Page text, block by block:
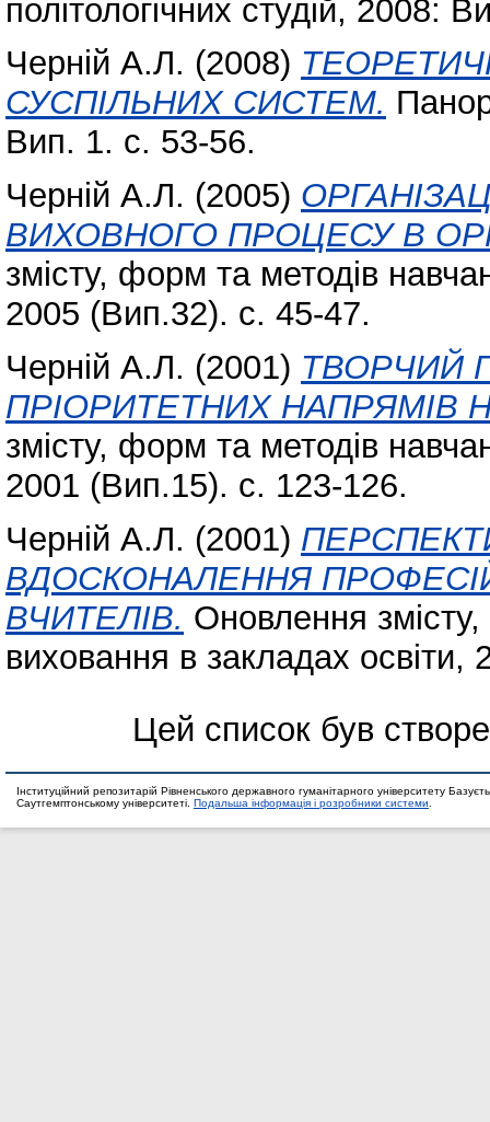
політологічних студій, 2008:
Черній А.Л. (2008)
СУСПІЛЬНИХ СИСТЕМ.
Вип. 1. с. 53-56.
Черній А.Л. (2005)
ВИХОВНОГО ПРОЦЕСУ В
змісту, форм та методів
2005 (Вип.32). с. 45-47.
Черній А.Л. (2001) ТВОРЧИЙ
ПРІОРИТЕТНИХ НАПРЯМІВ
змісту, форм та методів
2001 (Вип.15). с. 123-126.
Черній А.Л. (2001)
ВДОСКОНАЛЕННЯ
ВЧИТЕЛІВ. Оновлення
виховання в закладах
Цей список був
Інституційний репозитарій Рівненського державного гуманітарного університету
Саутгемптонському університеті. Подальша інформація і розробники системи